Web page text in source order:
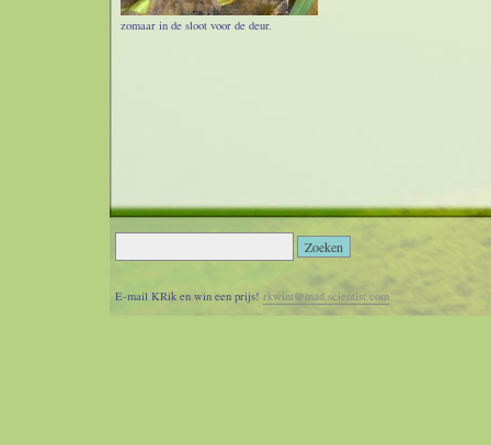
zomaar in de sloot voor de deur.
E-mail KRik en win een prijs! rkwint@mad.scientist.com